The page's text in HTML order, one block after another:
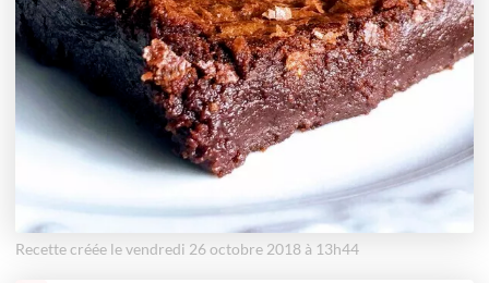
Recette créée le vendredi 26 octobre 2018 à 13h44